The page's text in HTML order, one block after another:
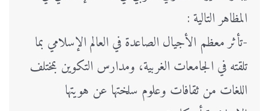
المظاهر التالية :
-تأثر معظم الأجيال الصاعدة في العالم الإسلامي بما
تلقته في الجامعات الغربية، ومدارس التكوين بمختلف
اللغات من ثقافات وعلوم سلختها عن هويتها